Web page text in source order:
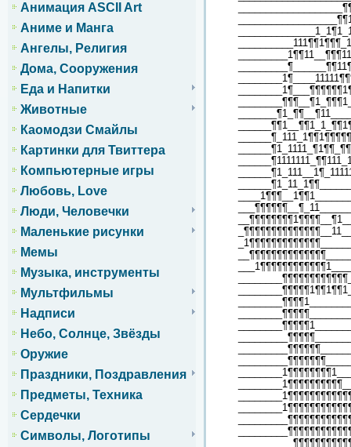
Анимация ASCII Art
Аниме и Манга
Ангелы, Религия
Дома, Сооружения
Еда и Напитки
Животные
Каомодзи Смайлы
Картинки для Твиттера
Компьютерные игры
Любовь, Love
Люди, Человечки
Маленькие рисунки
Мемы
Музыка, инструменты
Мультфильмы
Надписи
Небо, Солнце, Звёзды
Оружие
Праздники, Поздравления
Предметы, Техника
Сердечки
Символы, Логотипы